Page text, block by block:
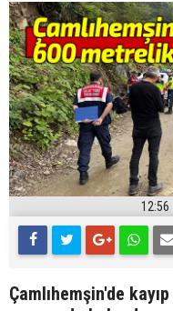
12:56
Çamlıhemşin'de